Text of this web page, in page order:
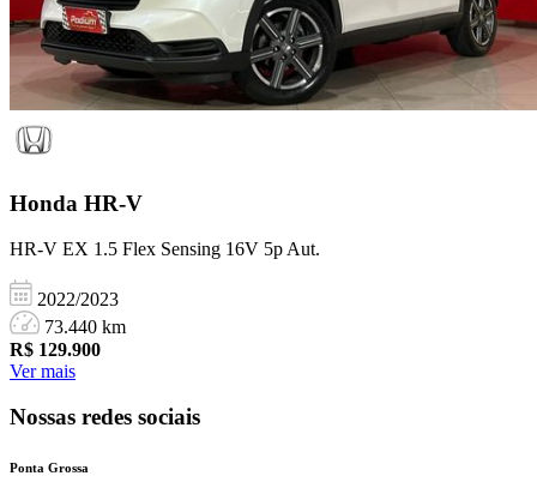
Honda HR-V
HR-V EX 1.5 Flex Sensing 16V 5p Aut.
2022/2023
73.440 km
R$ 129.900
Ver mais
Nossas redes sociais
Ponta Grossa